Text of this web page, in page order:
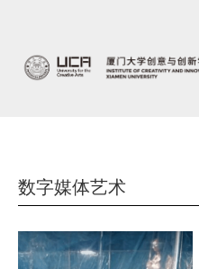
数字媒体艺术